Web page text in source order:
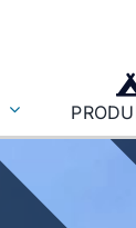
Agriculture